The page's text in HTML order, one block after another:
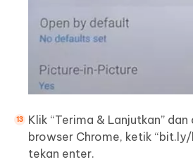
Klik “Terima & Lanjutkan”
browser Chrome, ketik
tekan enter.